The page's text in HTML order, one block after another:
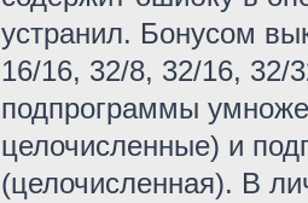
устранил. Бонусом
16/16, 32/8, 32/16, 32/
подпрограммы
целочисленные) и
(целочисленная). В